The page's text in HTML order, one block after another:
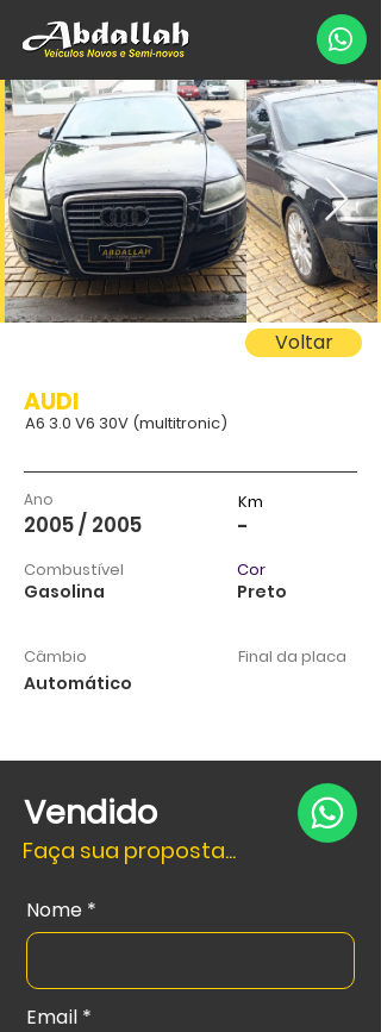
Voltar
AUDI
A6 3.0 V6 30V (multitronic)
Ano
2005 / 2005
Combustível
Gasolina
Câmbio
Automático
Km
-
Cor
Preto
Final da placa
Vendido
Faça sua proposta...
Nome
Email